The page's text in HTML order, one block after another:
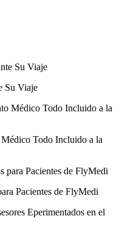
Su Viaje
Médico Todo Incluido a la
Pacientes de FlyMedi